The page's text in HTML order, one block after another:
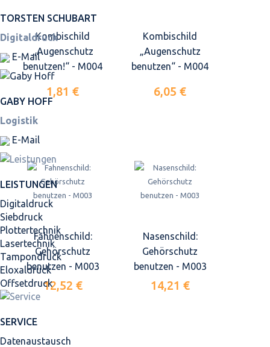
TORSTEN SCHUBART
Digitaldruck
E-Mail
GABY HOFF
Logistik
E-Mail
LEISTUNGEN
Digitaldruck
Siebdruck
Plottertechnik
Lasertechnik
Tampondruck
Eloxaldruck
Offsetdruck
SERVICE
Datenaustausch
Kombischild
„Augenschutz
benutzen!“ - M004
1,81 €
Kombischild
„Augenschutz
benutzen“ - M004
6,05 €
Fahnenschild:
Gehörschutz
benutzen - M003
12,52 €
Nasenschild:
Gehörschutz
benutzen - M003
14,21 €